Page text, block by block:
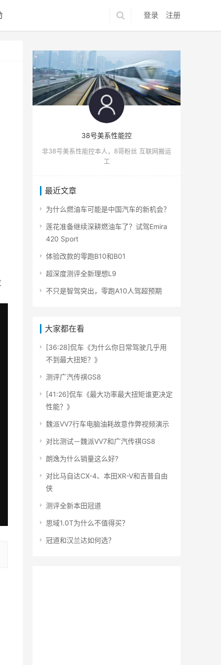
登录 注册
38号美系性能控
非38号美系性能控本人，8哥粉丝 互联网搬运
工
最近文章
为什么燃油车可能是中国汽车的新机会？
莲花准备继续深耕燃油车了？试驾Emira
420 Sport
体验改款的零跑B10和B01
超深度测评全新理想L9
不只是智驾突出，零跑A10人驾超预期
大家都在看
[36:28]侃车《为什么你日常驾驶几乎用
不到最大扭矩？》
测评广汽传祺GS8
[41:26]侃车《最大功率最大扭矩谁更决定
性能？》
魏派VV7行车电脑油耗故意作弊视频演示
对比测试－魏派VV7和广汽传祺GS8
朗逸为什么销量这么好?
对比马自达CX-4、本田XR-V和吉普自由
侠
测评全新本田冠道
思域1.0T为什么不值得买？
冠道和汉兰达如何选？